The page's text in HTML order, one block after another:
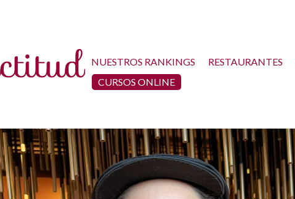
NUESTROS RANKINGS RESTAURANTES
CURSOS ONLINE